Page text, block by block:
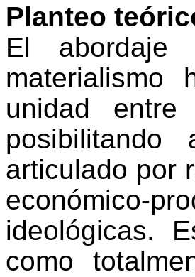
Planteo
El abordaje
materialismo
unidad
articulado por
económico-
ideológicas.
como